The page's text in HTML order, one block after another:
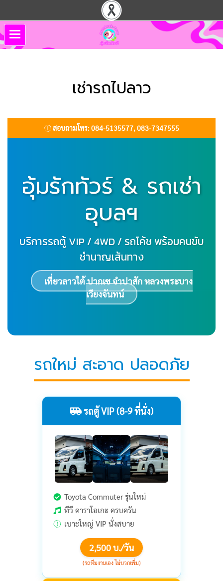
เช่ารถไปลาว
สอบถามโทร: 084-5135577, 083-7347555
อุ้มรักทัวร์ & รถเช่า
อุบลฯ
บริการรถตู้ VIP / 4WD / รถโค้ช พร้อมคนขับ
ชำนาญเส้นทาง
เที่ยวลาวใต้ ปากเซ จำปาสัก หลวงพระบาง
เวียงจันทน์
รถใหม่ สะอาด ปลอดภัย
รถตู้ VIP (8-9 ที่นั่ง)
Toyota Commuter รุ่นใหม่
ทีวี คาราโอเกะ ครบครัน
เบาะใหญ่ VIP นั่งสบาย
2,500 บ./วัน
(รถทีมงานเอง ไม่บวกเพิ่ม)